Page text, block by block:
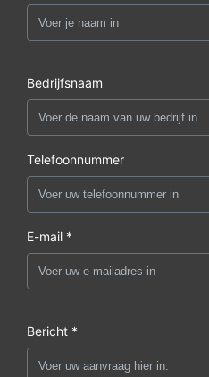
Bedrijfsnaam
Telefoonnummer
E-mail *
Bericht *